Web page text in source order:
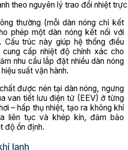
theo nguyên lý trao đổi nhiệt
thường (mỗi dàn nóng chỉ kết
phép một dàn nóng kết nối với
Cấu trúc này giúp hệ thống điều
cấp nhiệt độ chính xác cho
nhu cầu lắp đặt nhiều dàn nóng
suất vận hành.
được nén tại dàn nóng, ngưng
van tiết lưu điện tử (EEV) ở từng
– hấp thụ nhiệt, tạo ra không khí
liên tục và khép kín, đảm bảo
độ ổn định.
lạnh